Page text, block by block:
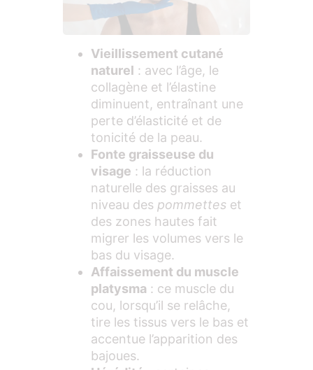
Vieillissement cutané
naturel : avec l’âge, le
collagène et l’élastine
diminuent, entraînant une
perte d’élasticité et de
tonicité de la peau.
Fonte graisseuse du
visage : la réduction
naturelle des graisses au
niveau des pommettes et
des zones hautes fait
migrer les volumes vers le
bas du visage.
Affaissement du muscle
platysma : ce muscle du
cou, lorsqu’il se relâche,
tire les tissus vers le bas et
accentue l’apparition des
bajoues.